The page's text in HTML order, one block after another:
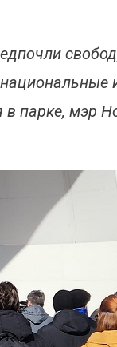
в парке, мэр